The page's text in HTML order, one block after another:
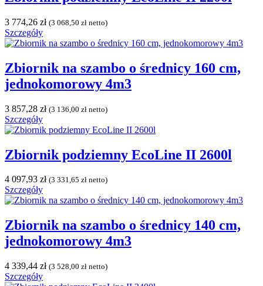
3 774,26 zł (3 068,50 zł netto)
Szczegóły
Zbiornik na szambo o średnicy 160 cm,
jednokomorowy 4m3
3 857,28 zł (3 136,00 zł netto)
Szczegóły
Zbiornik podziemny EcoLine II 2600l
4 097,93 zł (3 331,65 zł netto)
Szczegóły
Zbiornik na szambo o średnicy 140 cm,
jednokomorowy 4m3
4 339,44 zł (3 528,00 zł netto)
Szczegóły